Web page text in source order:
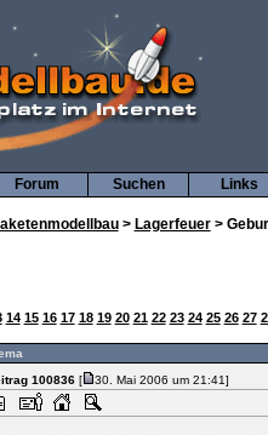
Links
Suchen
Forum
> Lagerfeuer>
14 15 16 17 18 19 20 21 22 23 24 25 26 27
100836[ 30. Mai 2006 um 21:41]